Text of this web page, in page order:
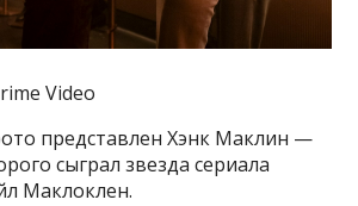
Video
представлен Хэнк Маклин —
сыграл звезда сериала
Маклоклен.